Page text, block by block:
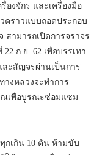
องจักร และเครื่องมือ
คราวแบบถอดประกอบ
สามารถเปิดการจราจร
ก.ย. 62 เพื่อบรรเทา
ะสัญจรผ่านเป็นการ
างหลวงจะทำการ
ณเพื่อบูรณะซ่อมแซม
กเกิน 10 ตัน ห้ามขับ